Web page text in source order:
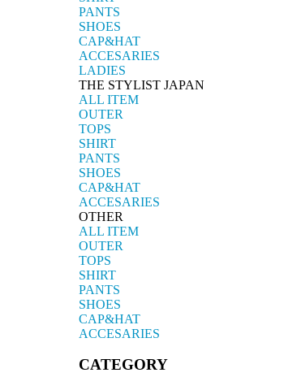
PANTS
SHOES
CAP&HAT
ACCESARIES
LADIES
THE STYLIST JAPAN
ALL ITEM
OUTER
TOPS
SHIRT
PANTS
SHOES
CAP&HAT
ACCESARIES
OTHER
ALL ITEM
OUTER
TOPS
SHIRT
PANTS
SHOES
CAP&HAT
ACCESARIES
CATEGORY